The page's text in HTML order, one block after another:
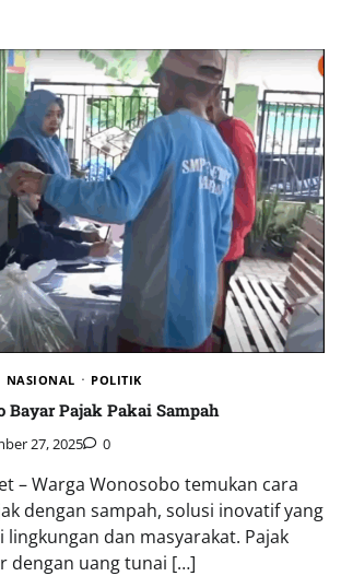
NASIONAL POLITIK
Bayar Pajak Pakai Sampah
27, 2025 0
– Warga Wonosobo temukan cara
dengan sampah, solusi inovatif yang
dan masyarakat. Pajak
dengan uang tunai […]